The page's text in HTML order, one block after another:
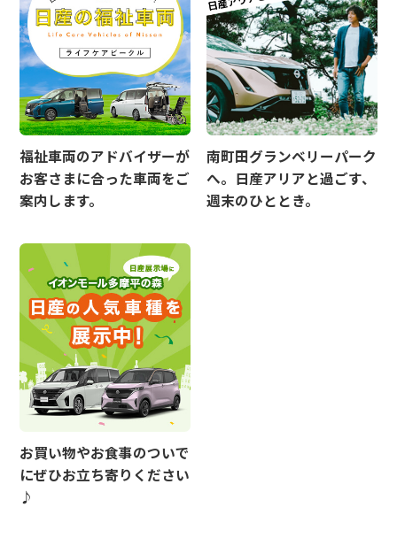
福祉車両のアドバイザーが
お客さまに合った車両をご
案内します。
南町田グランベリーパーク
へ。日産アリアと過ごす、
週末のひととき。
お買い物やお食事のついで
にぜひお立ち寄りください
♪